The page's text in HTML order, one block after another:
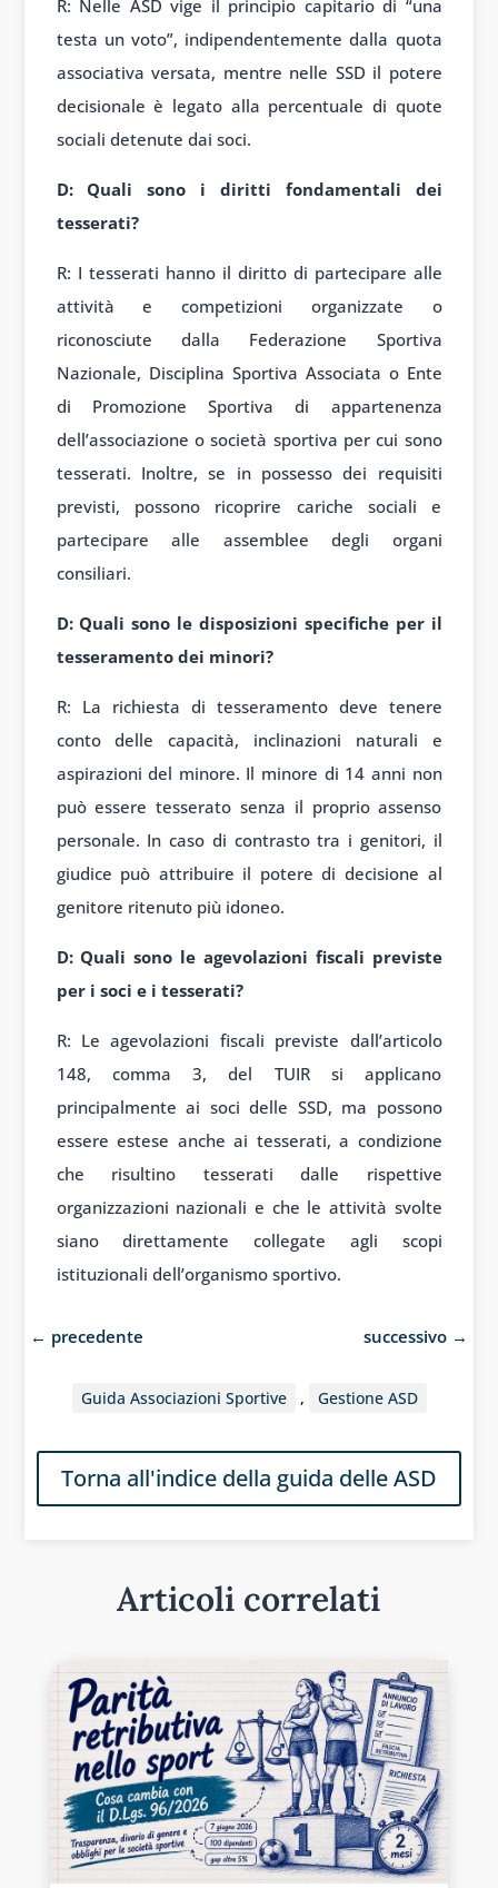
R: Nelle ASD vige il principio capitario di “una
testa un voto”, indipendentemente dalla quota
associativa versata, mentre nelle SSD il potere
decisionale è legato alla percentuale di quote
sociali detenute dai soci.
D: Quali sono i diritti fondamentali dei
tesserati?
R: I tesserati hanno il diritto di partecipare alle
attività e competizioni organizzate o
riconosciute dalla Federazione Sportiva
Nazionale, Disciplina Sportiva Associata o Ente
di Promozione Sportiva di appartenenza
dell’associazione o società sportiva per cui sono
tesserati. Inoltre, se in possesso dei requisiti
previsti, possono ricoprire cariche sociali e
partecipare alle assemblee degli organi
consiliari.
D: Quali sono le disposizioni specifiche per il
tesseramento dei minori?
R: La richiesta di tesseramento deve tenere
conto delle capacità, inclinazioni naturali e
aspirazioni del minore. Il minore di 14 anni non
può essere tesserato senza il proprio assenso
personale. In caso di contrasto tra i genitori, il
giudice può attribuire il potere di decisione al
genitore ritenuto più idoneo.
D: Quali sono le agevolazioni fiscali previste
per i soci e i tesserati?
R: Le agevolazioni fiscali previste dall’articolo
148, comma 3, del TUIR si applicano
principalmente ai soci delle SSD, ma possono
essere estese anche ai tesserati, a condizione
che risultino tesserati dalle rispettive
organizzazioni nazionali e che le attività svolte
siano direttamente collegate agli scopi
istituzionali dell’organismo sportivo.
← precedente successivo →
Guida Associazioni Sportive , Gestione ASD
Torna all'indice della guida delle ASD
Articoli correlati